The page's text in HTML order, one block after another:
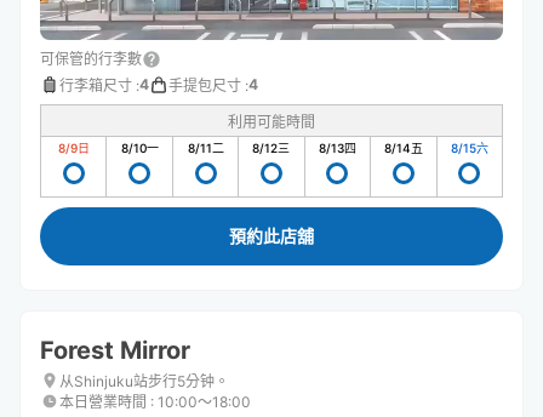
可保管的行李數
行李箱尺寸 :4 手提包尺寸 :4
利用可能時間
8/9日 8/10一 8/11二 8/12三 8/13四 8/14五 8/15六
預約此店舖
Forest Mirror
从Shinjuku站步行5分钟。
本日營業時間 : 10:00〜18:00